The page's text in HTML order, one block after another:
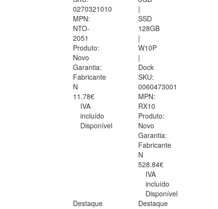
0270321010
MPN:
NTO-
2051
Produto:
Novo
Garantia:
Fabricante
N
11.78€
IVA
incluído
Disponível
|
SSD
128GB
|
W10P
|
Dock
SKU:
0060473001
MPN:
RX10
Produto:
Novo
Garantia:
Fabricante
N
528.84€
IVA
incluído
Disponível
Destaque
Destaque